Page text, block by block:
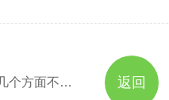
上一篇：手机端网页制作这几个方面不容忽视 返回